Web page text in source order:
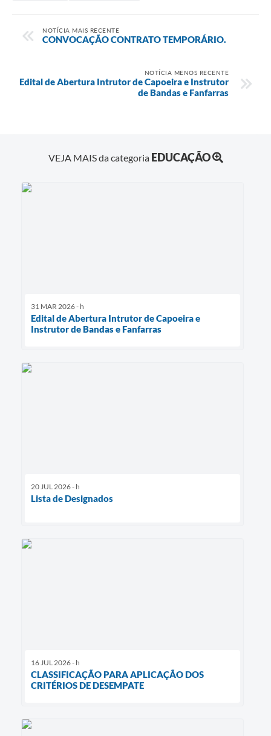
NOTÍCIA MAIS RECENTE
CONVOCAÇÃO CONTRATO TEMPORÁRIO.
NOTÍCIA MENOS RECENTE
Edital de Abertura Intrutor de Capoeira e Instrutor
de Bandas e Fanfarras
VEJA MAIS da categoria EDUCAÇÃO
31 MAR 2026 - h
Edital de Abertura Intrutor de Capoeira e
Instrutor de Bandas e Fanfarras
20 JUL 2026 - h
Lista de Designados
16 JUL 2026 - h
CLASSIFICAÇÃO PARA APLICAÇÃO DOS
CRITÉRIOS DE DESEMPATE